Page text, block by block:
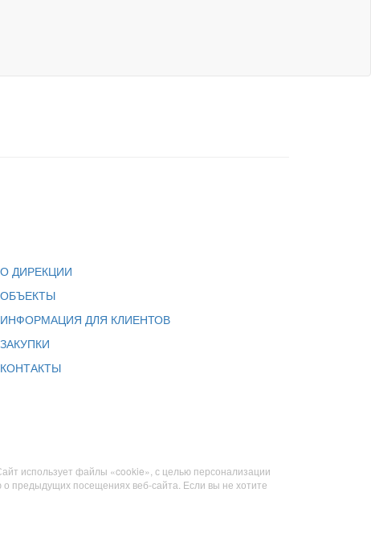
О ДИРЕКЦИИ
ОБЪЕКТЫ
ИНФОРМАЦИЯ ДЛЯ КЛИЕНТОВ
ЗАКУПКИ
КОНТАКТЫ
использует файлы «cookie», с целью персонализации
предыдущих посещениях веб-сайта. Если вы не хотите